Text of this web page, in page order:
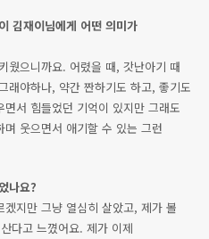
김재이님에게 어떤 의미가
웠으니까요. 어렸을 때, 갓난아기 때
래야하나, 약간 짠하기도 하고, 좋기도
서 힘들었던 기억이 있지만 그래도
웃으면서 애기할 수 있는 그런
나요?
지만 그냥 열심히 살았고, 제가 볼
다고 느꼈어요. 제가 이제